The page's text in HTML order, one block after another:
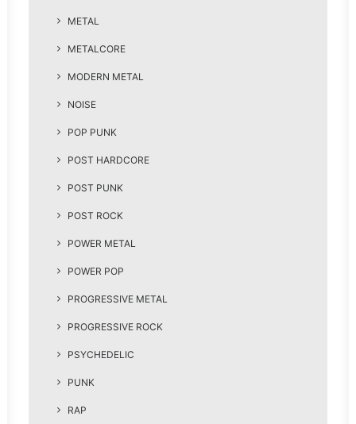
METAL
METALCORE
MODERN METAL
NOISE
POP PUNK
POST HARDCORE
POST PUNK
POST ROCK
POWER METAL
POWER POP
PROGRESSIVE METAL
PROGRESSIVE ROCK
PSYCHEDELIC
PUNK
RAP